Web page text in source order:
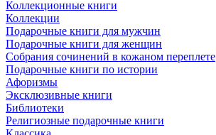
Коллекционные книги
Коллекции
Подарочные книги для мужчин
Подарочные книги для женщин
Собрания сочинений в кожаном переплете
Подарочные книги по истории
Афоризмы
Эксклюзивные книги
Библиотеки
Религиозные подарочные книги